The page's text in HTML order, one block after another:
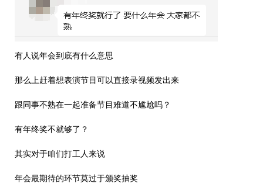
有人说年会到底有什么意思
那么上赶着想表演节目可以直接录视频发出来
跟同事不熟在一起准备节目难道不尴尬吗？
有年终奖不就够了？
其实对于咱们打工人来说
年会最期待的环节莫过于颁奖抽奖